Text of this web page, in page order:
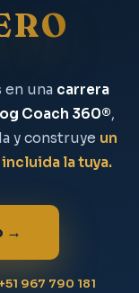
una carrera
Coach 360®,
y construye un
la tuya.
→
967 790 181